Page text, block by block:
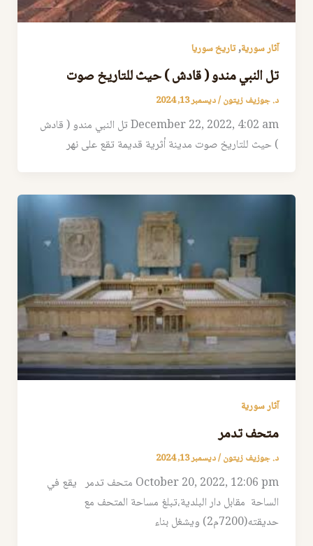
آثار سورية,تاريخ سوريا
تل النبي مندو ( قادش ) حيث للتاريخ صوت
د. جوزيف زيتون/ديسمبر 13, 2024
December 22, 2022, 4:02 am تل النبي مندو ( قادش
) حيث للتاريخ صوت مدينة أثرية قديمة تقع على نهر
آثار سورية
متحف تدمر
د. جوزيف زيتون/ديسمبر 13, 2024
October 20, 2022, 12:06 pm متحف تدمر يقع في
الساحة مقابل دار البلدية،تبلغ مساحة المتحف مع
حديقته(7200م2) ويشغل بناء